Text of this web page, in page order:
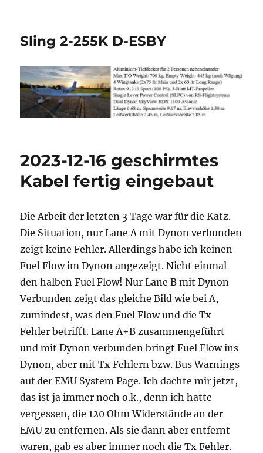
Sling 2-255K D-ESBY
2023-12-16 geschirmtes
Kabel fertig eingebaut
Die Arbeit der letzten 3 Tage war für die Katz.
Die Situation, nur Lane A mit Dynon verbunden
zeigt keine Fehler. Allerdings habe ich keinen
Fuel Flow im Dynon angezeigt. Nicht einmal
den halben Fuel Flow! Nur Lane B mit Dynon
Verbunden zeigt das gleiche Bild wie bei A,
zumindest, was den Fuel Flow und die Tx
Fehler betrifft. Lane A+B zusammengeführt
und mit Dynon verbunden bringt Fuel Flow ins
Dynon, aber mit Tx Fehlern bzw. Bus Warnings
auf der EMU System Page. Ich dachte mir jetzt,
das ist ja immer noch o.k., denn ich hatte
vergessen, die 120 Ohm Widerstände an der
EMU zu entfernen. Als sie dann aber entfernt
waren, gab es aber immer noch die Tx Fehler.